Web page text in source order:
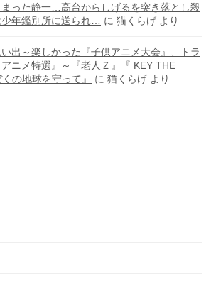
った静一…高台からしげるを突き落とし殺
年鑑別所に送られ…
に 猫くらげ より
出～楽しかった『子供アニメ大会』、トラ
ニメ特選』～『老人Ｚ』『 KEY THE
の地球を守って』
に 猫くらげ より